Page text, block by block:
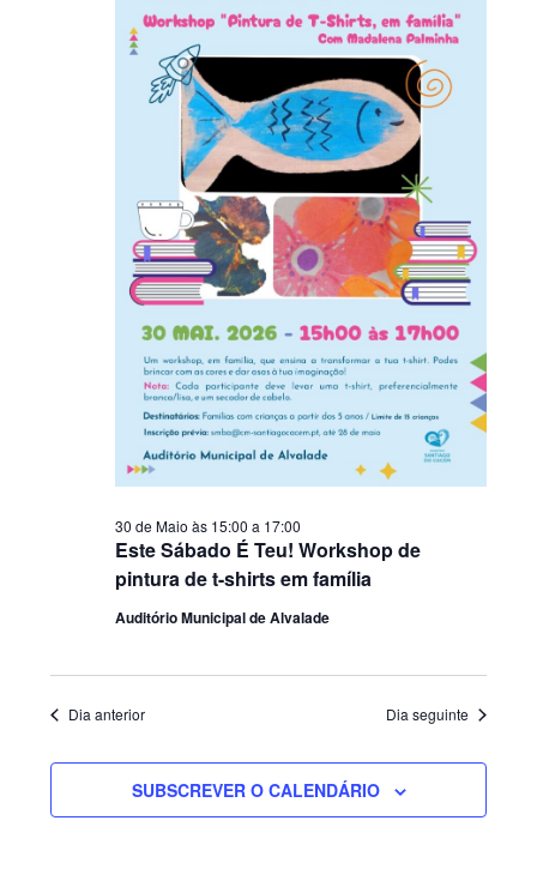
Este Sábado É Teu! Workshop de
pintura de t-shirts em família
30 de Maio às 15:00 a 17:00
Auditório Municipal de Alvalade
Dia anterior Dia seguinte
SUBSCREVER O CALENDÁRIO